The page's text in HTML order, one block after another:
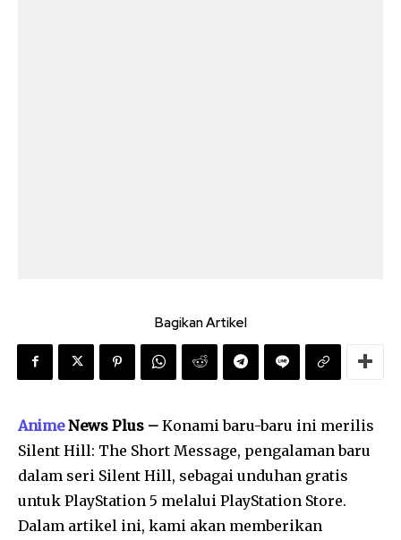
Bagikan Artikel
AnimeNews Plus – Konami baru-baru ini merilis
Silent Hill: The Short Message, pengalaman baru
dalam seri Silent Hill, sebagai unduhan gratis
untuk PlayStation 5 melalui PlayStation Store.
Dalam artikel ini, kami akan memberikan